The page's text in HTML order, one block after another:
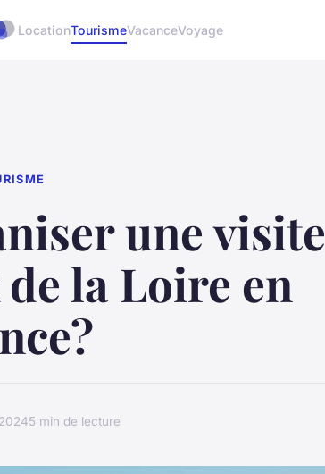
LocationTourismeVacanceVoyage
une visite
la Loire en
5 min de lecture